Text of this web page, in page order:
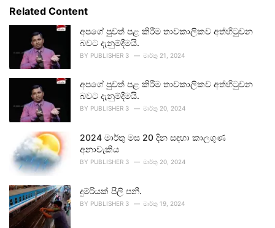
r
i
e
:Related Content
අපගේ පුවත් පළ කිරීම තාවකාලිකව අත්හිටුවන
බවට දැනුම්දීමයි.
BY PUBLISHER 3 මාර්තු 21, 2024
අපගේ පුවත් පළ කිරීම තාවකාලිකව අත්හිටුවන
බවට දැනුම්දීමයි.
BY PUBLISHER 3 මාර්තු 20, 2024
2024 මාර්තු මස 20 දින සඳහා කාලගුණ
අනාවැකිය
BY PUBLISHER 3 මාර්තු 20, 2024
දුම්රියක් පීලි පනී.
BY PUBLISHER 3 මාර්තු 19, 2024